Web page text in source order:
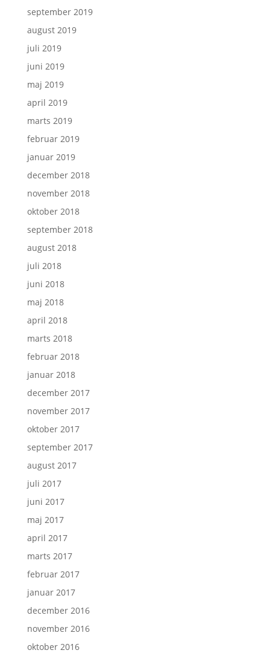
september 2019
august 2019
juli 2019
juni 2019
maj 2019
april 2019
marts 2019
februar 2019
januar 2019
december 2018
november 2018
oktober 2018
september 2018
august 2018
juli 2018
juni 2018
maj 2018
april 2018
marts 2018
februar 2018
januar 2018
december 2017
november 2017
oktober 2017
september 2017
august 2017
juli 2017
juni 2017
maj 2017
april 2017
marts 2017
februar 2017
januar 2017
december 2016
november 2016
oktober 2016